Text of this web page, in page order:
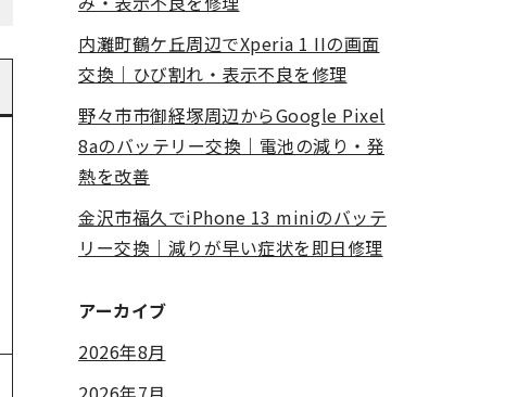
内灘町鶴ケ丘周辺でXperia 1 IIの画面
交換｜ひび割れ・表示不良を修理
野々市市御経塚周辺からGoogle Pixel
8aのバッテリー交換｜電池の減り・発
熱を改善
金沢市福久でiPhone 13 miniのバッテ
リー交換｜減りが早い症状を即日修理
アーカイブ
2026年8月